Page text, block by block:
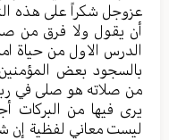
عزوجل شكراً على هذه
أن يقول ولا فرق من
الدرس الاول من حياة
بالسجود بعض
من صلاته هو صلى في
يرى فيها من البركات
ليست معاني لفظية إن